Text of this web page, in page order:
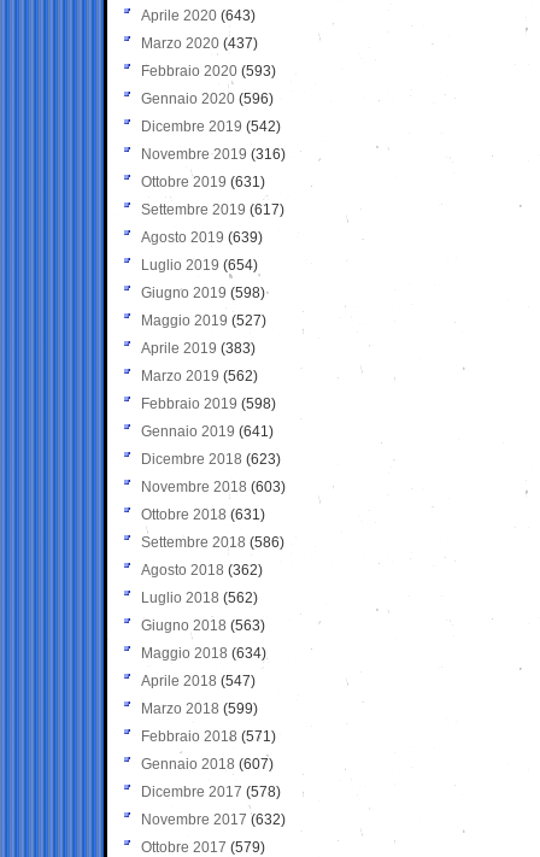
Aprile 2020 (643)
Marzo 2020 (437)
Febbraio 2020 (593)
Gennaio 2020 (596)
Dicembre 2019 (542)
Novembre 2019 (316)
Ottobre 2019 (631)
Settembre 2019 (617)
Agosto 2019 (639)
Luglio 2019 (654)
Giugno 2019 (598)
Maggio 2019 (527)
Aprile 2019 (383)
Marzo 2019 (562)
Febbraio 2019 (598)
Gennaio 2019 (641)
Dicembre 2018 (623)
Novembre 2018 (603)
Ottobre 2018 (631)
Settembre 2018 (586)
Agosto 2018 (362)
Luglio 2018 (562)
Giugno 2018 (563)
Maggio 2018 (634)
Aprile 2018 (547)
Marzo 2018 (599)
Febbraio 2018 (571)
Gennaio 2018 (607)
Dicembre 2017 (578)
Novembre 2017 (632)
Ottobre 2017 (579)